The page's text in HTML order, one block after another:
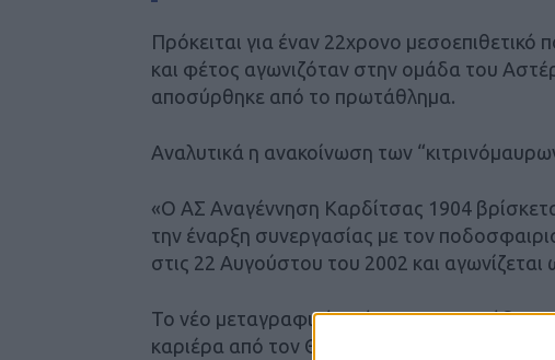
Πρόκειται για έναν 22χρονο
και φέτος αγωνιζόταν στην ομάδα του
αποσύρθηκε από το πρωτάθλημα.
Αναλυτικά η ανακοίνωση των
«Ο ΑΣ Αναγέννηση Καρδίτσας 1904
την έναρξη συνεργασίας με τον
στις 22 Αυγούστου του 2002 και αγωνίζεται
Το νέο μεταγραφικό απόκτημα της ομάδας
καριέρα από τον Θεσπρωτό, ενώ στη